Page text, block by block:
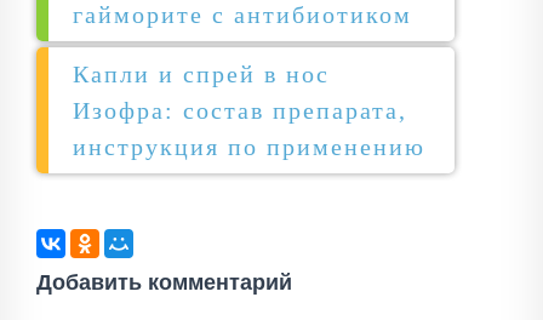
гайморите с антибиотиком
Капли и спрей в нос
Изофра: состав препарата,
инструкция по применению
Добавить комментарий